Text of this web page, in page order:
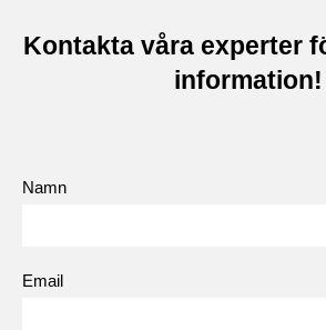
Kontakta våra experter
information!
Namn
Email